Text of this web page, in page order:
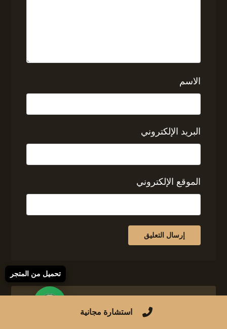
الاسم
البريد الإلكتروني
الموقع الإلكتروني
استشارة مجانية
تحميل من المتجر